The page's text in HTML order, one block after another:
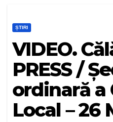
ȘTIRI
VIDEO.
PRESS /
ordinară a
Local – 26